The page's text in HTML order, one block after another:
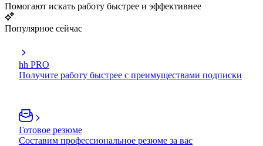
Помогают искать работу быстрее и эффективнее
Популярное сейчас
hh PRO
Получите работу быстрее с преимуществами подписки
Готовое резюме
Составим профессиональное резюме за вас